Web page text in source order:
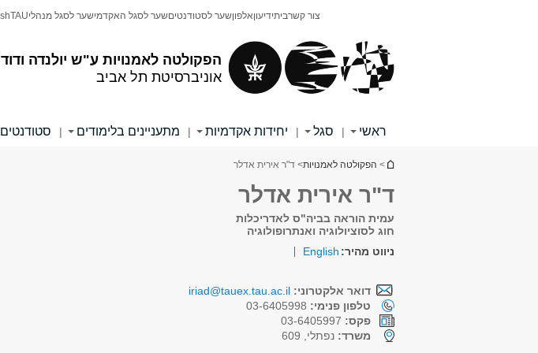
הפקולטה לאמנויות ע"ש יולנדה
אוניברסיטת תל אביב
צור קשרביתידיעוןאלפוןשער לסטודנטיםשער לסגל האקדמישער לסגל מנהליTAU
ראשי | סגל | יחידות אקדמיות | מתעניינים בלימודים | סטודנטים
הינך נמצא כאן
> הפקולטה לאמנויות> ד"ר אירית אדלר
ד"ר אירית אדלר
עמית הוראה בביה"ס לאדריכלות
חוג לסוציולוגיה ואנתרופולוגיה
ניווט מהיר: English
דואר אלקטרוני: iriad@tauex.tau.ac.il
טלפון פנימי:
פקס:
משרד: נפתלי, 609